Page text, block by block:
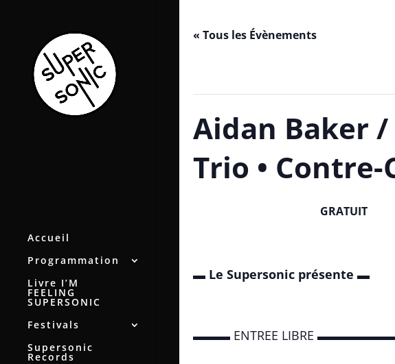
Accueil
Programmation
Livre I’M
FEELING
SUPERSONIC
Festivals
Supersonic
Records
« Tous les Évènements
Aidan Baker
Trio •
GRATUIT
▬ Le Supersonic présente ▬
▬▬▬ ENTREE LIBRE